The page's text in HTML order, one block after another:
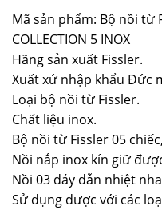
Mã sản phẩm: Bộ nồi từ
COLLECTION 5 INOX
Hãng sản xuất Fissler.
Xuất xứ nhập khẩu Đức
Loại bộ nồi từ Fissler.
Chất liệu inox.
Bộ nồi từ Fissler 05
Nồi nắp inox kín giữ
Nồi 03 đáy dẫn nhiệt
Sử dụng được với các